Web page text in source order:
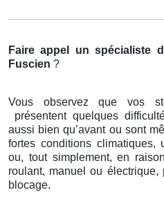
Faire appel un spécialiste
Fuscien ?
Vous observez que vos
présentent quelques
aussi bien qu’avant ou sont
fortes conditions climatiques,
ou, tout simplement, en
roulant, manuel ou
blocage.